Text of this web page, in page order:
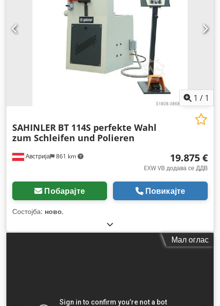
1 / 1
Австрија 861 km
SAHINLER BT 114S perfekte Wahl
zum Schleifen und Polieren
19.875 €
EXW VB додава се ДДВ
Побарајте Повикајте
Состојба: ново,
Мал оглас